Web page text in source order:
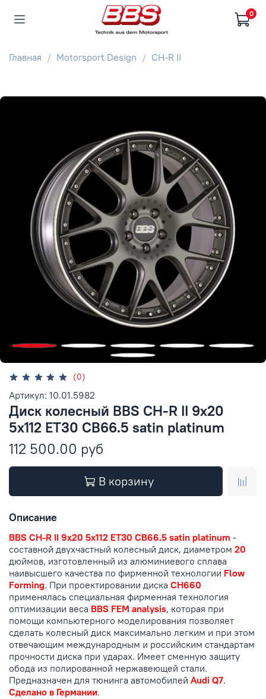
0
Главная Motorsport Design CH-R II
(0)
Артикул: 10.01.5982
Диск колесный BBS CH-R II 9x20
5x112 ET30 CB66.5 satin platinum
112 500.00 руб
В корзину
Описание
BBS CH-R II 9x20 5x112 ET30 CB66.5 satin platinum -
составной двухчастный колесный диск, диаметром 20
дюймов, изготовленный из алюминиевого сплава
наивысшего качества по фирменной технологии Flow
Forming. При проектировании диска CH660
применялась специальная фирменная технология
оптимизации веса BBS FEM analysis, которая при
помощи компьютерного моделирования позволяет
сделать колесный диск максимально легким и при этом
отвечающим международным и российским стандартам
прочности диска при ударах. Имеет сменную защиту
обода из полированной нержавеющей стали.
Предназначен для тюнинга автомобилей Audi Q7.
Сделано в Германии.